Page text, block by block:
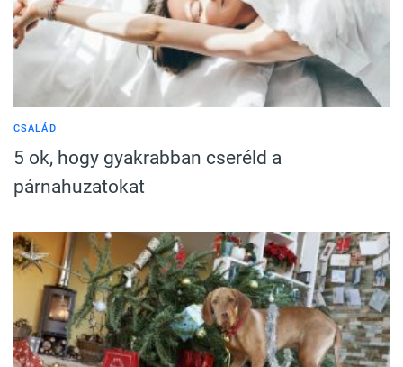
CSALÁD
5 ok, hogy gyakrabban cseréld a
párnahuzatokat